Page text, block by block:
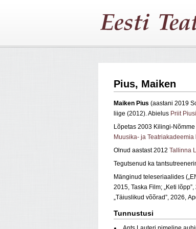
Pius, Maiken
Maiken Pius (aastani 2019
liige (2012). Abielus Priit
Lõpetas 2003 Kilingi-
Muusika- ja
Olnud aastast 2012 Tallinna
Tegutsenud ka
Mänginud teleseriaalides
2015, Taska Film; „Keti
„Täiuslikud võõrad”, 2026,
Tunnustusi